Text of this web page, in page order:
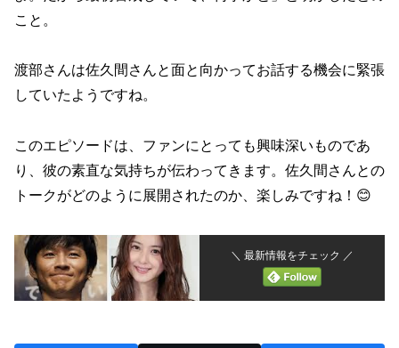
こと。
渡部さんは佐久間さんと面と向かってお話する機会に緊張
していたようですね。
このエピソードは、ファンにとっても興味深いものであ
り、彼の素直な気持ちが伝わってきます。佐久間さんとの
トークがどのように展開されたのか、楽しみですね！😊
＼ 最新情報をチェック ／